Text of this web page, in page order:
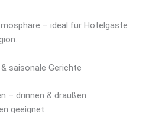
– ideal für Hotelgäste
saisonale Gerichte
– drinnen & draußen
geeignet